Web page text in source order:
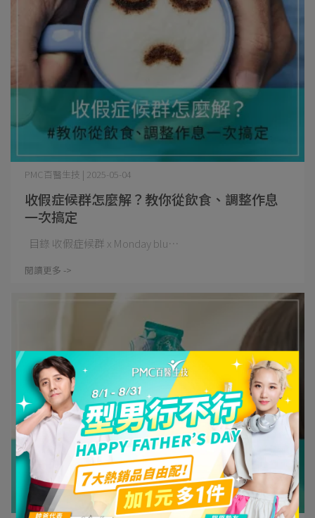
收假症候群怎麼解？教你從飲食、調整作息
一次搞定
PMC百醫生技 | 2025-05-04
目錄 收假症候群 x Monday blu⋯
閱讀更多 ->